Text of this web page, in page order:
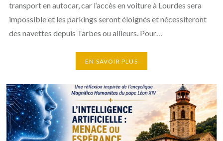
transport en autocar, car l’accès en voiture à Lourdes sera
impossible et les parkings seront éloignés et nécessiteront
des navettes depuis Tarbes ou ailleurs. Pour…
EN SAVOIR PLUS